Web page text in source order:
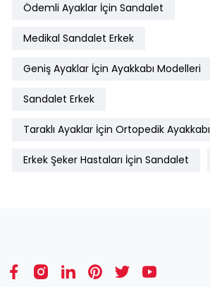
Ödemli Ayaklar İçin Sandalet
Medikal Sandalet Erkek
Geniş Ayaklar İçin Ayakkabı Modelleri
Sandalet Erkek
Taraklı Ayaklar İçin Ortopedik Ayakkabı
Erkek Şeker Hastaları İçin Sandalet